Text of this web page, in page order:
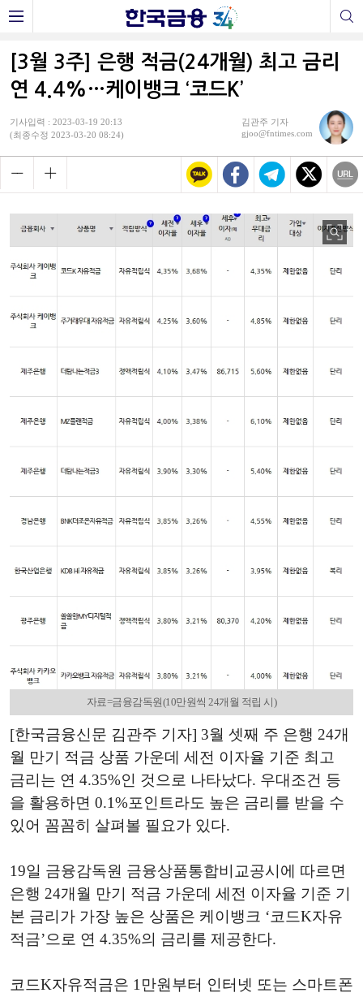
[3월 3주] 은행 적금(24개월) 최고 금리
연 4.4%…케이뱅크 ‘코드K’
기사입력 : 2023-03-19 20:13
(최종수정 2023-03-20 08:24)
김관주 기자
gjoo@fntimes.com
자료=금융감독원(10만원씩 24개월 적립 시)
[한국금융신문 김관주 기자] 3월 셋째 주 은행 24개
월 만기 적금 상품 가운데 세전 이자율 기준 최고
금리는 연 4.35%인 것으로 나타났다. 우대조건 등
을 활용하면 0.1%포인트라도 높은 금리를 받을 수
있어 꼼꼼히 살펴볼 필요가 있다.
19일 금융감독원 금융상품통합비교공시에 따르면
은행 24개월 만기 적금 가운데 세전 이자율 기준 기
본 금리가 가장 높은 상품은 케이뱅크 ‘코드K자유
적금’으로 연 4.35%의 금리를 제공한다.
코드K자유적금은 1만원부터 인터넷 또는 스마트폰